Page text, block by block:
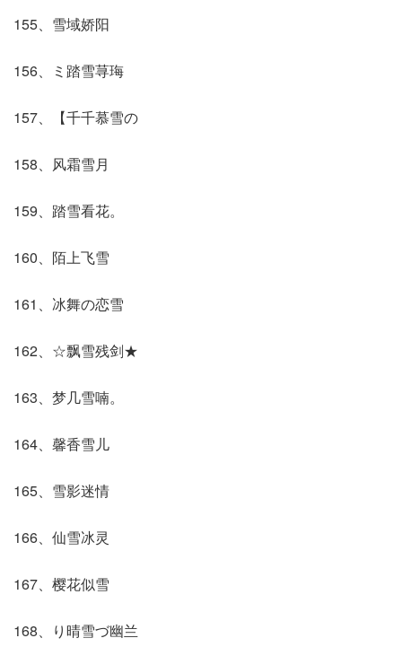
155、雪域娇阳
156、ミ踏雪荨珻
157、【千千慕雪の
158、风霜雪月
159、踏雪看花。
160、陌上飞雪
161、冰舞の恋雪
162、☆飘雪残剑★
163、梦几雪喃。
164、馨香雪儿
165、雪影迷情
166、仙雪冰灵
167、樱花似雪
168、り晴雪づ幽兰